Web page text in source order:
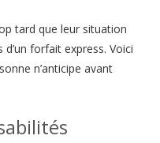
tard que leur situation
forfait express. Voici
n’anticipe avant